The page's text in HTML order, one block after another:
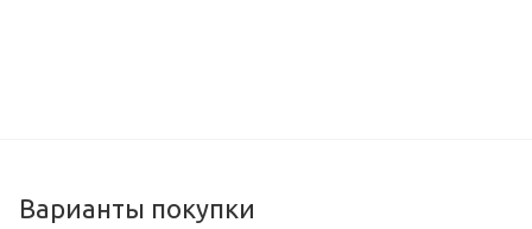
Варианты покупки